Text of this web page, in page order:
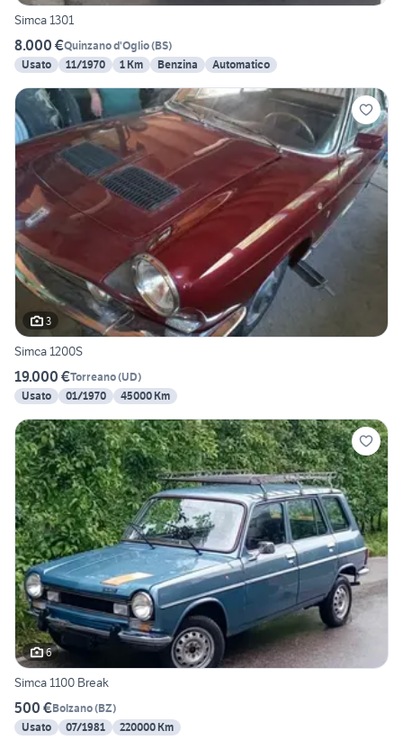
Simca 1301
8.000 €Quinzano d'Oglio(BS)
Usato
11/1970 1 Km Benzina Automatico
3
Simca 1200S
19.000 €Torreano(UD)
Usato
01/1970 45000 Km
6
Simca 1100 Break
500 €Bolzano(BZ)
Usato
07/1981 220000 Km